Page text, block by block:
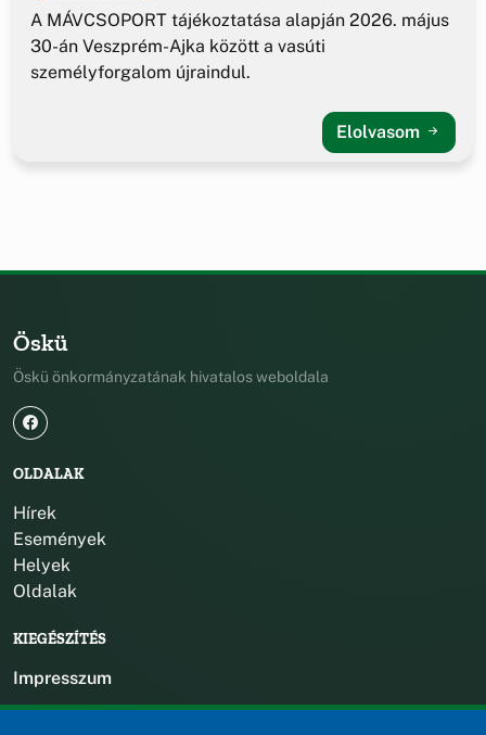
A MÁVCSOPORT tájékoztatása alapján 2026. május
30-án Veszprém-Ajka között a vasúti
személyforgalom újraindul.
Elolvasom
Öskü
Öskü önkormányzatának hivatalos weboldala
OLDALAK
Hírek
Események
Helyek
Oldalak
KIEGÉSZÍTÉS
Impresszum